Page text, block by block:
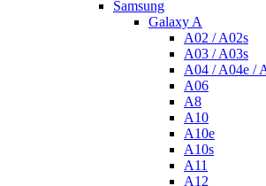
Samsung
Galaxy A
A02 / A02s
A03 / A03s
A04 / A04e /
A06
A8
A10
A10e
A10s
A11
A12